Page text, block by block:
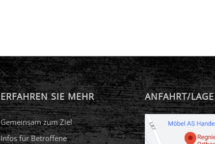
ERFAHREN SIE MEHR
Gemeinsam zum Ziel
Infos für Betroffene
ANFAHRT/LAGE